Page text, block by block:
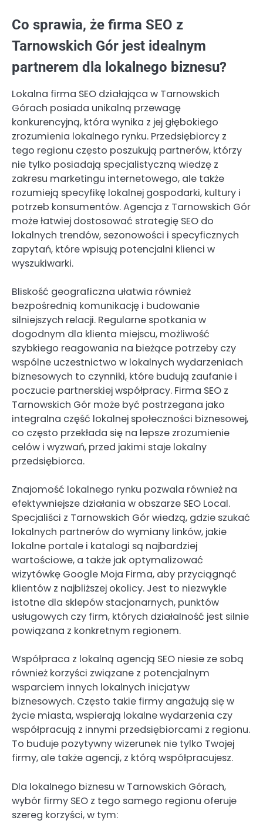
Co sprawia, że firma SEO z
Tarnowskich Gór jest idealnym
partnerem dla lokalnego biznesu?
Lokalna firma SEO działająca w Tarnowskich
Górach posiada unikalną przewagę
konkurencyjną, która wynika z jej głębokiego
zrozumienia lokalnego rynku. Przedsiębiorcy z
tego regionu często poszukują partnerów, którzy
nie tylko posiadają specjalistyczną wiedzę z
zakresu marketingu internetowego, ale także
rozumieją specyfikę lokalnej gospodarki, kultury i
potrzeb konsumentów. Agencja z Tarnowskich Gór
może łatwiej dostosować strategię SEO do
lokalnych trendów, sezonowości i specyficznych
zapytań, które wpisują potencjalni klienci w
wyszukiwarki.
Bliskość geograficzna ułatwia również
bezpośrednią komunikację i budowanie
silniejszych relacji. Regularne spotkania w
dogodnym dla klienta miejscu, możliwość
szybkiego reagowania na bieżące potrzeby czy
wspólne uczestnictwo w lokalnych wydarzeniach
biznesowych to czynniki, które budują zaufanie i
poczucie partnerskiej współpracy. Firma SEO z
Tarnowskich Gór może być postrzegana jako
integralna część lokalnej społeczności biznesowej,
co często przekłada się na lepsze zrozumienie
celów i wyzwań, przed jakimi staje lokalny
przedsiębiorca.
Znajomość lokalnego rynku pozwala również na
efektywniejsze działania w obszarze SEO Local.
Specjaliści z Tarnowskich Gór wiedzą, gdzie szukać
lokalnych partnerów do wymiany linków, jakie
lokalne portale i katalogi są najbardziej
wartościowe, a także jak optymalizować
wizytówkę Google Moja Firma, aby przyciągnąć
klientów z najbliższej okolicy. Jest to niezwykle
istotne dla sklepów stacjonarnych, punktów
usługowych czy firm, których działalność jest silnie
powiązana z konkretnym regionem.
Współpraca z lokalną agencją SEO niesie ze sobą
również korzyści związane z potencjalnym
wsparciem innych lokalnych inicjatyw
biznesowych. Często takie firmy angażują się w
życie miasta, wspierają lokalne wydarzenia czy
współpracują z innymi przedsiębiorcami z regionu.
To buduje pozytywny wizerunek nie tylko Twojej
firmy, ale także agencji, z którą współpracujesz.
Dla lokalnego biznesu w Tarnowskich Górach,
wybór firmy SEO z tego samego regionu oferuje
szereg korzyści, w tym: